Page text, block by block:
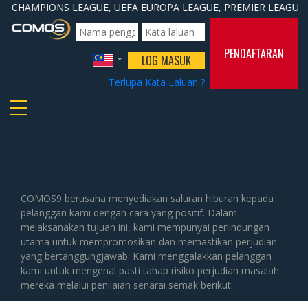
LEAGUE, UEFA EUROPA LEAGUE, PREMIER LEAGUE,
PENDAFTARAN
LOG MASUK
Terlupa Kata Laluan ?
TOGGLE NAVIGATION
COMOS9 berusaha menyediakan saluran hiburan kepada
pelanggan kami dengan cara yang positif. Dalam
melaksanakan tujuan ini, kami mempunyai perlindungan
utama untuk mempromosikan dan memastikan perjudian
yang bertanggungjawab. Kami menggalakkan pelanggan
kami untuk mengenal pasti tahap risiko perjudian masalah
mereka melalui penilaian senarai semak berikut: